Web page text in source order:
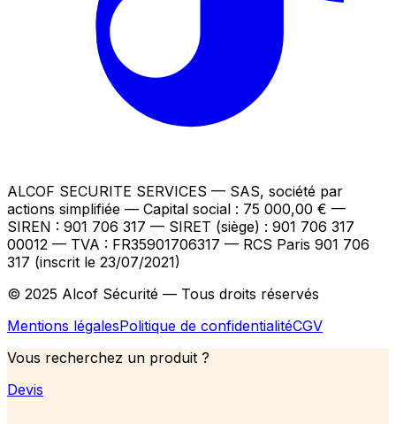
ALCOF SECURITE SERVICES — SAS, société par
actions simplifiée — Capital social : 75 000,00 € —
SIREN : 901 706 317 — SIRET (siège) : 901 706 317
00012 — TVA : FR35901706317 — RCS Paris 901 706
317 (inscrit le 23/07/2021)
© 2025 Alcof Sécurité — Tous droits réservés
Mentions légalesPolitique de confidentialitéCGV
Vous recherchez un produit ?
Devis